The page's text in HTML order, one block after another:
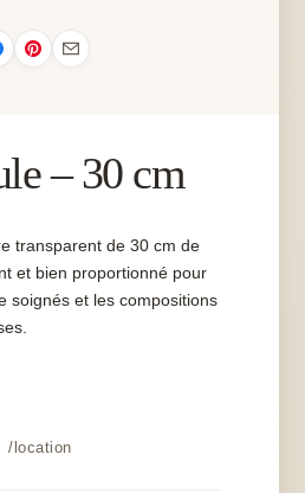
– 30 cm
transparent de 30 cm de
et bien proportionné pour
soignés et les compositions
/location